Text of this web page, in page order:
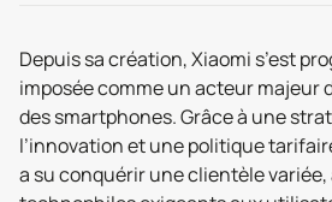
Depuis sa création, Xiaomi s’est
imposée comme un acteur majeur
des smartphones. Grâce à une
l’innovation et une politique
a su conquérir une clientèle